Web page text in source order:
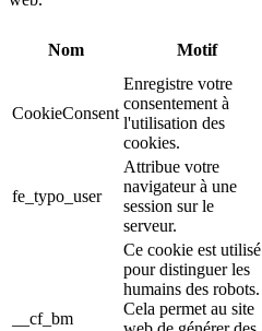
Nom Motif
CookieConsent
Enregistre votre
consentement à
l'utilisation des
cookies.
fe_typo_user
Attribue votre
navigateur à une
session sur le
serveur.
__cf_bm
Ce cookie est utilisé
pour distinguer les
humains des robots.
Cela permet au site